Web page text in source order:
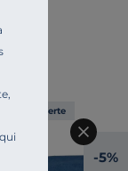
Liv. offerte
-5%